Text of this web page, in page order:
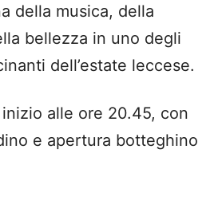
della musica, della
bellezza in uno degli
dell’estate leccese.
alle ore 20.45, con
e apertura botteghino